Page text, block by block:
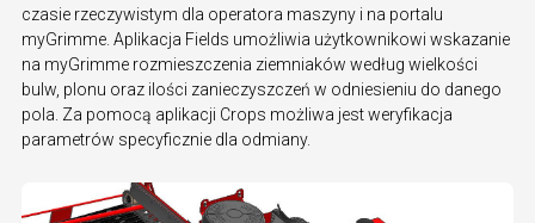
czasie rzeczywistym dla operatora maszyny i na portalu
myGrimme. Aplikacja Fields umożliwia użytkownikowi wskazanie
na myGrimme rozmieszczenia ziemniaków według wielkości
bulw, plonu oraz ilości zanieczyszczeń w odniesieniu do danego
pola. Za pomocą aplikacji Crops możliwa jest weryfikacja
parametrów specyficznie dla odmiany.